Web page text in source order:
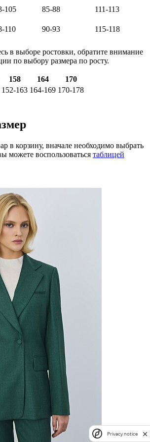
105 85-88 111-113
110 90-93 115-118
в выборе ростовки, обратите внимание
по выбору размера по росту.
158 164
170
152-163 164-169 170-178
в корзину, вначале необходимо выбрать
можете воспользоваться таблицей
Privacy notice